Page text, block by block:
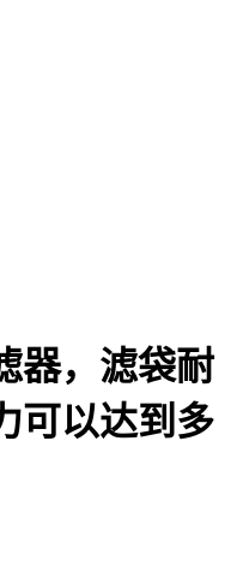
器，滤袋耐
可以达到多